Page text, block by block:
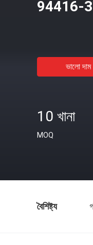
94416-
ভালো দাম
10 খানা
MOQ
বৈশিষ্ট্য